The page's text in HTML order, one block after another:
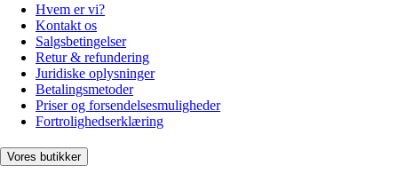
Hvem er vi?
Kontakt os
Salgsbetingelser
Retur & refundering
Juridiske oplysninger
Betalingsmetoder
Priser og forsendelsesmuligheder
Fortrolighedserklæring
Vores butikker